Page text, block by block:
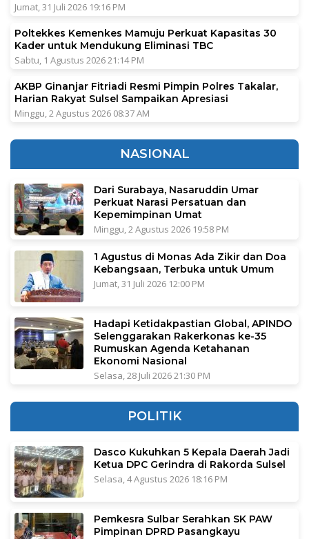
Jumat, 31 Juli 2026 19:16 PM
Poltekkes Kemenkes Mamuju Perkuat Kapasitas 30
Kader untuk Mendukung Eliminasi TBC
Sabtu, 1 Agustus 2026 21:14 PM
AKBP Ginanjar Fitriadi Resmi Pimpin Polres Takalar,
Harian Rakyat Sulsel Sampaikan Apresiasi
Minggu, 2 Agustus 2026 08:37 AM
NASIONAL
Dari Surabaya, Nasaruddin Umar
Perkuat Narasi Persatuan dan
Kepemimpinan Umat
Minggu, 2 Agustus 2026 19:58 PM
1 Agustus di Monas Ada Zikir dan Doa
Kebangsaan, Terbuka untuk Umum
Jumat, 31 Juli 2026 12:00 PM
Hadapi Ketidakpastian Global, APINDO
Selenggarakan Rakerkonas ke-35
Rumuskan Agenda Ketahanan
Ekonomi Nasional
Selasa, 28 Juli 2026 21:30 PM
POLITIK
Dasco Kukuhkan 5 Kepala Daerah Jadi
Ketua DPC Gerindra di Rakorda Sulsel
Selasa, 4 Agustus 2026 18:16 PM
Pemkesra Sulbar Serahkan SK PAW
Pimpinan DPRD Pasangkayu